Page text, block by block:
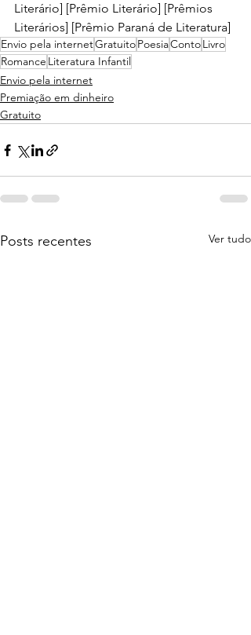
Literário] [Prêmio Literário] [Prêmios
Literários] [Prêmio Paraná de Literatura]
Envio pela internetGratuitoPoesiaContoLivro
Romance Literatura Infantil
Envio pela internet
Premiação em dinheiro
Gratuito
Posts recentes Ver tudo